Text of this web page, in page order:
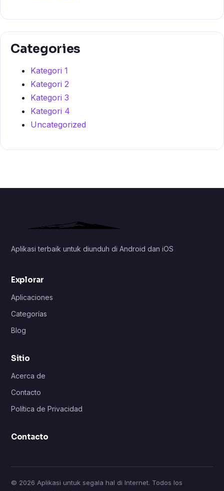
Categories
Kategori 1
Kategori 2
Kategori 3
Kategori 4
Uncategorized
Aplikasi terbaik untuk diunduh di Android dan iOS
Explorar
Aplicaciones
Categorías
Blog
Sitio
Acerca de
Contacto
Política de Privacidad
Contacto
© 2026 Aplikasi untuk segala hal di Internet. Todos los